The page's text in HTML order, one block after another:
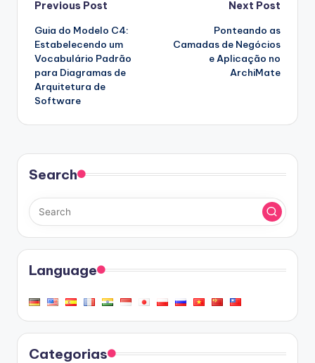
Post
navigation
Previous Post
Guia do Modelo C4:
Estabelecendo um
Vocabulário Padrão
para Diagramas de
Arquitetura de
Software
Next Post
Ponteando as
Camadas de Negócios
e Aplicação no
ArchiMate
Search
Language
Categorias